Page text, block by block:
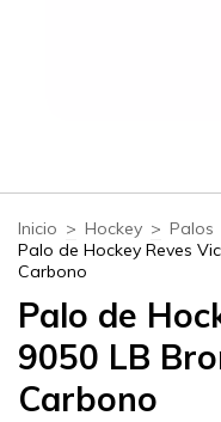
Inicio > Hockey > Palos
Palo de Hockey Reves
Carbono
Palo de
9050 LB
Carbono